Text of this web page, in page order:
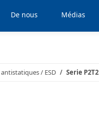
De nous Médias
/ ESD Serie